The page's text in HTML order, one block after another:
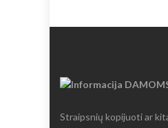
Straipsnių kopijuoti ar